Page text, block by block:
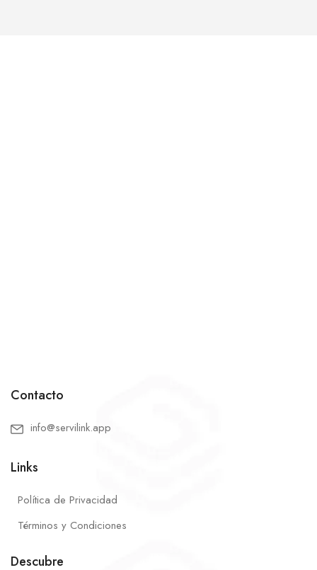
Contacto
info@servilink.app
Links
Política de Privacidad
Términos y Condiciones
Descubre